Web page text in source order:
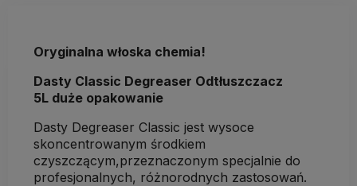
Oryginalna włoska chemia!
Dasty Classic Degreaser Odtłuszczacz
5L duże opakowanie
Dasty Degreaser Classic jest wysoce
skoncentrowanym środkiem
czyszczącym,przeznaczonym specjalnie do
profesjonalnych, różnorodnych zastosowań.